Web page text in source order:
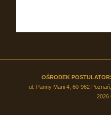
OŚRODEK
ul. Panny Marii 4, 60-962
2026